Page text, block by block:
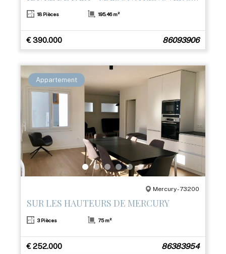
18 Pièces 195.46 m²
€ 390.000 86093906
Appartement
Mercury - 73200
SUR LES HAUTEURS DE MERCURY
3 Pièces 75 m²
€ 252.000 86383954